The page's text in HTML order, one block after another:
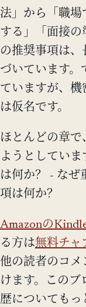
法」から「職場
する」「面接の
の推奨事項は
づいています。
ていますが、機
は仮名です。
ほとんどの章で
ようとしてい
は何か？ - なぜ
項は何か？
Amazonの
る方は無料チャ
他の読者のコメ
けます。この
歴についてもっ